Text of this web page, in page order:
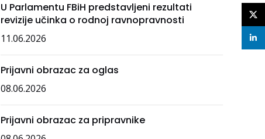
U Parlamentu FBiH predstavljeni rezultati
revizije učinka o rodnoj ravnopravnosti
11.06.2026
Prijavni obrazac za oglas
08.06.2026
Prijavni obrazac za pripravnike